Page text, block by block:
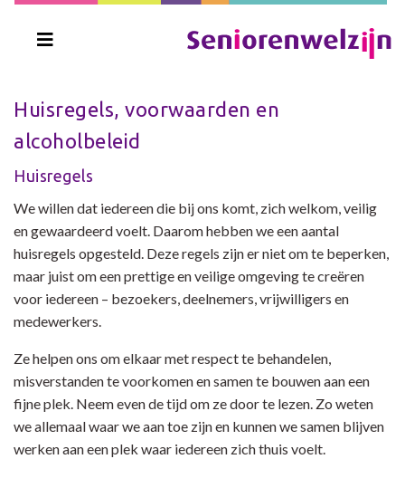
Huisregels, voorwaarden en
alcoholbeleid
Huisregels
We willen dat iedereen die bij ons komt, zich welkom, veilig
en gewaardeerd voelt. Daarom hebben we een aantal
huisregels opgesteld. Deze regels zijn er niet om te beperken,
maar juist om een prettige en veilige omgeving te creëren
voor iedereen – bezoekers, deelnemers, vrijwilligers en
medewerkers.
Ze helpen ons om elkaar met respect te behandelen,
misverstanden te voorkomen en samen te bouwen aan een
fijne plek. Neem even de tijd om ze door te lezen. Zo weten
we allemaal waar we aan toe zijn en kunnen we samen blijven
werken aan een plek waar iedereen zich thuis voelt.